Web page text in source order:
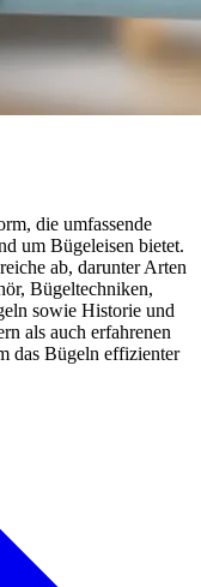
die umfassende
um Bügeleisen bietet.
ab, darunter Arten
Bügeltechniken,
sowie Historie und
als auch erfahrenen
das Bügeln effizienter